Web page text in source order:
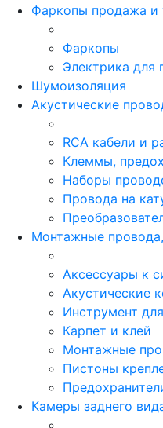
Фаркопы продажа и
Фаркопы
Электрика для
Шумоизоляция
Акустические
RCA кабели и
Клеммы,
Наборы
Провода на
Монтажные
Аксессуары к
Акустические
Инструмент
Карпет и клей
Монтажные
Пистоны
Камеры заднего